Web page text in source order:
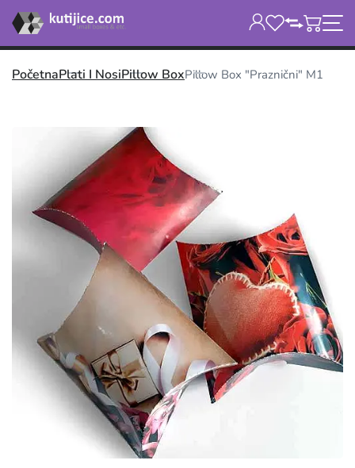
PočetnaPlati I NosiPillow BoxPillow Box "Praznični" M1